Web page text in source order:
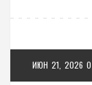
ИЮН 21, 2026